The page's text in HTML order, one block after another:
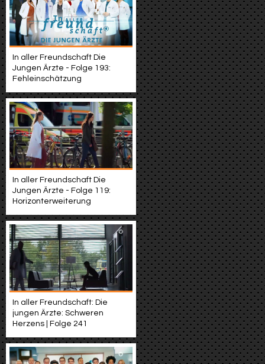
In aller Freundschaft Die
Jungen Ärzte - Folge 193:
Fehleinschätzung
In aller Freundschaft Die
Jungen Ärzte - Folge 119:
Horizonterweiterung
In aller Freundschaft: Die
jungen Ärzte: Schweren
Herzens | Folge 241